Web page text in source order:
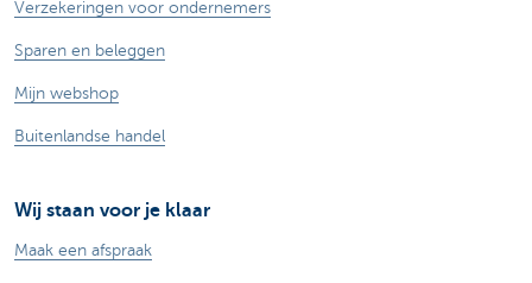
Verzekeringen voor ondernemers
Sparen en beleggen
Mijn webshop
Buitenlandse handel
Wij staan voor je klaar
Maak een afspraak